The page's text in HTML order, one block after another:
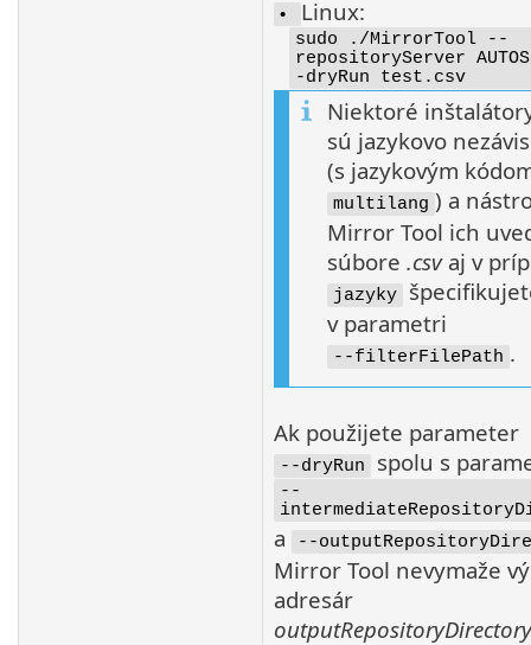
•
Linux:
sudo ./MirrorTool --
repositoryServer
-dryRun test.csv
Niektoré inštalátory
sú jazykovo
(s jazykovým
multilang ) a
Mirror Tool ich
súbore .csvaj v
jazyky
v parametri
--filterFilePath .
Ak použijete parameter
--dryRun spolu s
--
a --
Mirror Tool nevymaže
adresár
outputRepositoryDirectory